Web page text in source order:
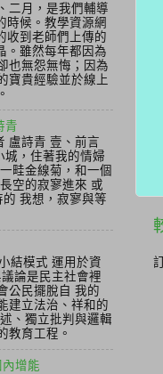
二月，是我們輔導
時候。教學資源網
收到老師們上傳的
。雖然每年都因為
也無怨無悔；因為
寶貴經驗並於線上
青
盧詩青 壹、前言
，住著我的情婦
畦金線菊，和一個
空的寂寥進來 或
我想，寂寥與等
結模式 運用於資
論是民主社會裡
公民擺脫自 我的
建立法治、祥和的
、獨立批判與邏輯
教育工程。
內增能